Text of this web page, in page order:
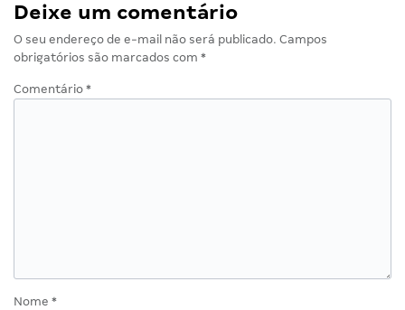
Deixe um comentário
O seu endereço de e-mail não será publicado. Campos
obrigatórios são marcados com *
Comentário *
Nome *